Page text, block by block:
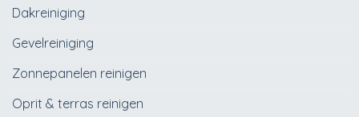
Dakreiniging
Gevelreiniging
Zonnepanelen reinigen
Oprit & terras reinigen